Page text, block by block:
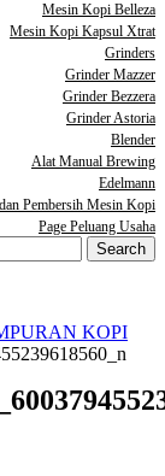
Mesin Kopi Belleza
Mesin Kopi Kapsul Xtrat
Grinders
Grinder Mazzer
Grinder Bezzera
Grinder Astoria
Blender
Alat Manual Brewing
Edelmann
Pembersih Mesin Kopi
Page Peluang Usaha
KOPI